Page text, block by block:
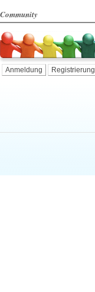
Community
Anmeldung Registrierung